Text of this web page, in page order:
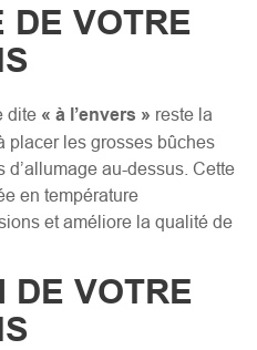
DE VOTRE
dite « à l’envers » reste la
placer les grosses bûches
au-dessus. Cette
en température
et améliore la qualité de
DE VOTRE